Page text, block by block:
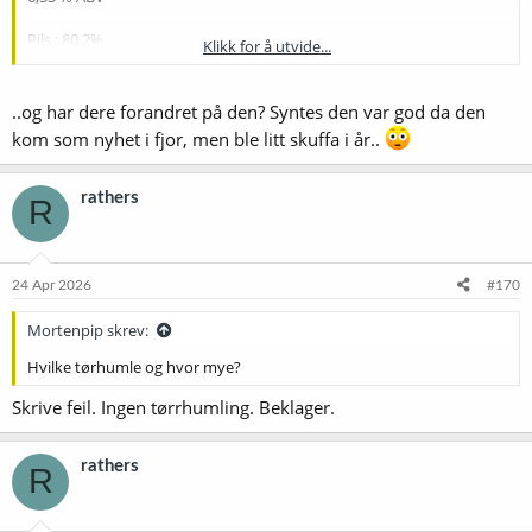
Pils : 80,2%
Dextrose 6,5%
Start of boil
Magnum bittering. Avhengig av alpha av aroma humler.
Whirlpool
Tettnang 1,25 per L
Lallemand Farmhouse
Kjøle til 20c gjære 25c Tørrhumle etter primary gjæring i åpen
gjæringskar. Bottle condition to 3 volumes.
Klikk for å utvide...
..og har dere forandret på den? Syntes den var god da den
kom som nyhet i fjor, men ble litt skuffa i år..
R rathers
24 Apr 2026 #170
Mortenpip skrev:
Hvilke tørhumle og hvor mye?
Skrive feil. Ingen tørrhumling. Beklager.
R rathers